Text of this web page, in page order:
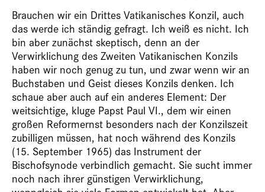
Brauchen wir ein Drittes Vatikanisches Konzil, auch
das werde ich ständig gefragt. Ich weiß es nicht. Ich
bin aber zunächst skeptisch, denn an der
Verwirklichung des Zweiten Vatikanischen Konzils
haben wir noch genug zu tun, und zwar wenn wir an
Buchstaben und Geist dieses Konzils denken. Ich
schaue aber auch auf ein anderes Element: Der
weitsichtige, kluge Papst Paul VI., dem wir einen
großen Reformernst besonders nach der Konzilszeit
zubilligen müssen, hat noch während des Konzils
(15. September 1965) das Instrument der
Bischofsynode verbindlich gemacht. Sie sucht immer
noch nach ihrer günstigen Verwirklichung,